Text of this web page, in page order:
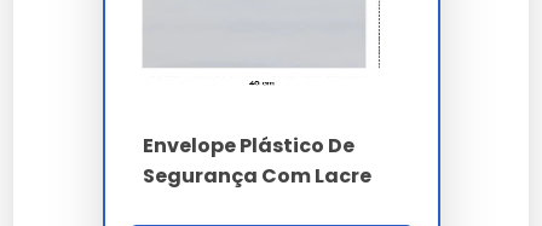
Para qualificação B2B o comprador valida laudo
forense ISO 17025, homologação EDC Correios,
SLA OTIF 98%. A auditoria cobre ISO 9001, 14001,
17025, capacidade 80 t/mês, estoque 30 dias,
Envelope Plástico De
Segurança Com Lacre